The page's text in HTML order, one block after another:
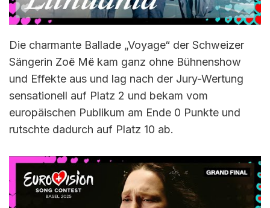
Die charmante Ballade „Voyage“ der Schweizer
Sängerin Zoë Më kam ganz ohne Bühnenshow
und Effekte aus und lag nach der Jury-Wertung
sensationell auf Platz 2 und bekam vom
europäischen Publikum am Ende 0 Punkte und
rutschte dadurch auf Platz 10 ab.